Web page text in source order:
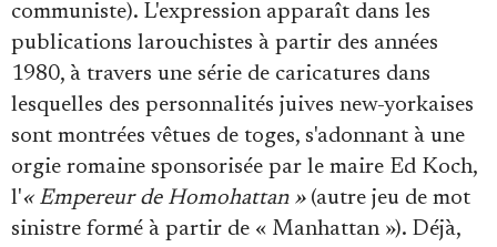
communiste). L'expression apparaît dans les
publications larouchistes à partir des années
1980, à travers une série de caricatures dans
lesquelles des personnalités juives new-yorkaises
sont montrées vêtues de toges, s'adonnant à une
orgie romaine sponsorisée par le maire Ed Koch,
l'« Empereur de Homohattan »(autre jeu de mot
sinistre formé à partir de « Manhattan »). Déjà,